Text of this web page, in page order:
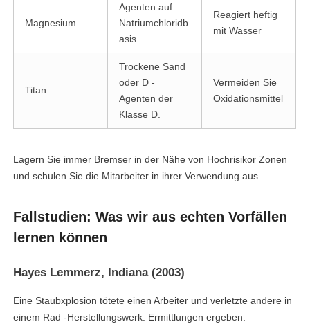
Magnesium
Agenten auf
Natriumchloridb
asis
Reagiert heftig
mit Wasser
Titan
Trockene Sand
oder D -
Agenten der
Klasse D.
Vermeiden Sie
Oxidationsmittel
Lagern Sie immer Bremser in der Nähe von Hochrisikor Zonen
und schulen Sie die Mitarbeiter in ihrer Verwendung aus.
Fallstudien: Was wir aus echten Vorfällen
lernen können
Hayes Lemmerz, Indiana (2003)
Eine Staubxplosion tötete einen Arbeiter und verletzte andere in
einem Rad -Herstellungswerk. Ermittlungen ergeben: